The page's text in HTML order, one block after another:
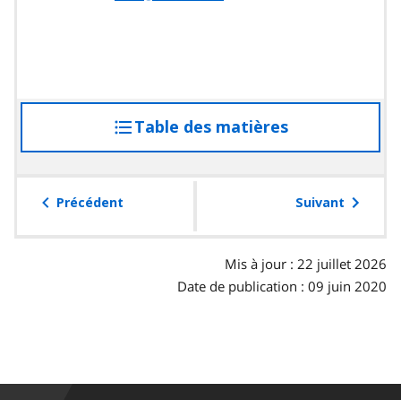
Table des matières
à
table
Précédent Suivant
Mis à jour : 22 juillet 2026
Date de publication : 09 juin 2020